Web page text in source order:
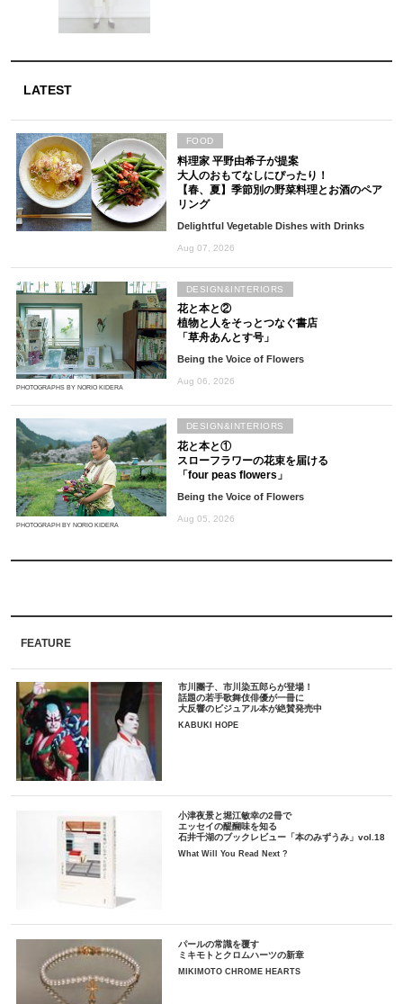
LATEST
料理家 平野由希子が提案
大人のおもてなしにぴったり！
【春、夏】季節別の野菜料理とお酒のペア
リング
Delightful Vegetable Dishes with Drinks
Aug 07, 2026
FOOD
PHOTOGRAPHS BY NORIO KIDERA
花と本と②
植物と人をそっとつなぐ書店
「草舟あんとす号」
Being the Voice of Flowers
Aug 06, 2026
DESIGN&INTERIORS
PHOTOGRAPH BY NORIO KIDERA
花と本と①
スローフラワーの花束を届ける
「four peas flowers」
Being the Voice of Flowers
Aug 05, 2026
DESIGN&INTERIORS
FEATURE
市川團子、市川染五郎らが登場！
話題の若手歌舞伎俳優が一冊に
大反響のビジュアル本が絶賛発売中
KABUKI HOPE
小津夜景と堀江敏幸の2冊で
エッセイの醍醐味を知る
石井千湖のブックレビュー「本のみずうみ」vol.18
What Will You Read Next ?
パールの常識を覆す
ミキモトとクロムハーツの新章
MIKIMOTO CHROME HEARTS